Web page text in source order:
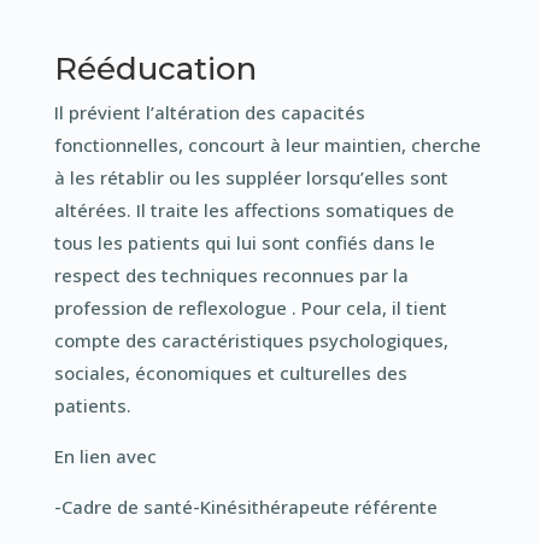
Rééducation
Il prévient l’altération des capacités
fonctionnelles, concourt à leur maintien, cherche
à les rétablir ou les suppléer lorsqu’elles sont
altérées. Il traite les affections somatiques de
tous les patients qui lui sont confiés dans le
respect des techniques reconnues par la
profession de reflexologue . Pour cela, il tient
compte des caractéristiques psychologiques,
sociales, économiques et culturelles des
patients.
En lien avec
-Cadre de santé-Kinésithérapeute référente